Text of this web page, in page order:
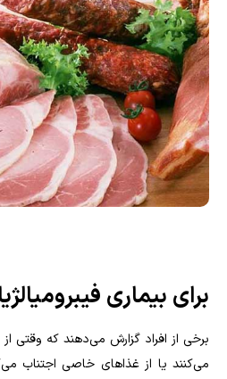
برای بیماری
برخی از افراد گزارش می‌دهند که وقتی
می‌کنند یا از غذاهای خاصی اجتناب